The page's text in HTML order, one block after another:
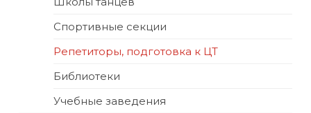
Спортивные секции
Репетиторы, подготовка к ЦТ
Библиотеки
Учебные заведения